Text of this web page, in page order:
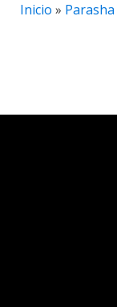
Inicio » Parasha